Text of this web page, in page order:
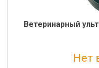
Ветеринарный
Нет